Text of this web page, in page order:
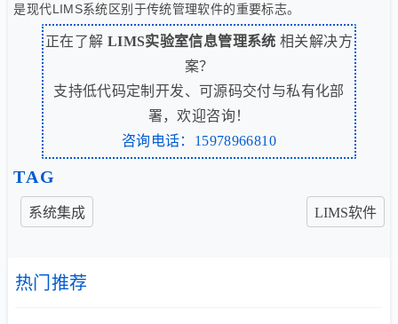
是现代LIMS系统区别于传统管理软件的重要标志。
正在了解 LIMS实验室信息管理系统 相关解决方
案？
支持低代码定制开发、可源码交付与私有化部
署，欢迎咨询！
咨询电话：15978966810
TAG
系统集成 LIMS软件
热门推荐